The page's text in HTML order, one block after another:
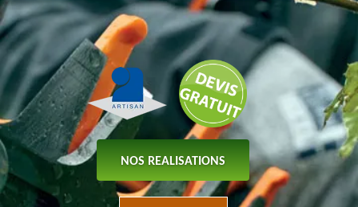
NOS REALISATIONS